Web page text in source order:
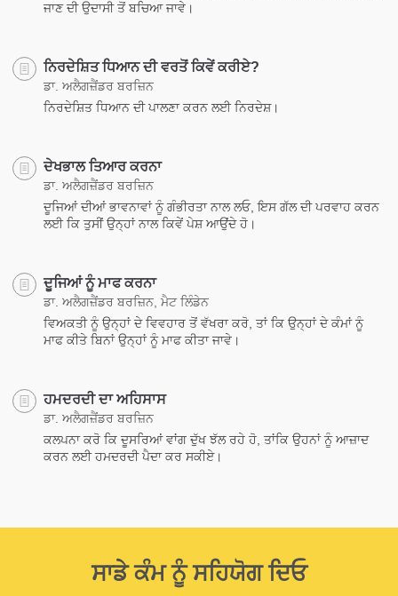
ਜਾਣ ਦੀ ਉਦਾਸੀ ਤੋਂ ਬਚਿਆ ਜਾਵੇ।
ਨਿਰਦੇਸ਼ਿਤ ਧਿਆਨ ਦੀ ਵਰਤੋਂ ਕਿਵੇਂ ਕਰੀਏ?
ਡਾ. ਅਲੈਗਜ਼ੈਂਡਰ ਬਰਜ਼ਿਨ
ਨਿਰਦੇਸ਼ਿਤ ਧਿਆਨ ਦੀ ਪਾਲਣਾ ਕਰਨ ਲਈ ਨਿਰਦੇਸ਼।
ਦੇਖਭਾਲ ਤਿਆਰ ਕਰਨਾ
ਡਾ. ਅਲੈਗਜ਼ੈਂਡਰ ਬਰਜ਼ਿਨ
ਦੂਜਿਆਂ ਦੀਆਂ ਭਾਵਨਾਵਾਂ ਨੂੰ ਗੰਭੀਰਤਾ ਨਾਲ ਲਓ, ਇਸ ਗੱਲ ਦੀ ਪਰਵਾਹ ਕਰਨ
ਲਈ ਕਿ ਤੁਸੀਂ ਉਨ੍ਹਾਂ ਨਾਲ ਕਿਵੇਂ ਪੇਸ਼ ਆਉਂਦੇ ਹੋ।
ਦੂਜਿਆਂ ਨੂੰ ਮਾਫ ਕਰਨਾ
ਡਾ. ਅਲੈਗਜ਼ੈਂਡਰ ਬਰਜ਼ਿਨ, ਮੈਟ ਲਿੰਡੇਨ
ਵਿਅਕਤੀ ਨੂੰ ਉਨ੍ਹਾਂ ਦੇ ਵਿਵਹਾਰ ਤੋਂ ਵੱਖਰਾ ਕਰੋ, ਤਾਂ ਕਿ ਉਨ੍ਹਾਂ ਦੇ ਕੰਮਾਂ ਨੂੰ
ਮਾਫ ਕੀਤੇ ਬਿਨਾਂ ਉਨ੍ਹਾਂ ਨੂੰ ਮਾਫ ਕੀਤਾ ਜਾਵੇ।
ਹਮਦਰਦੀ ਦਾ ਅਹਿਸਾਸ
ਡਾ. ਅਲੈਗਜ਼ੈਂਡਰ ਬਰਜ਼ਿਨ
ਕਲਪਨਾ ਕਰੋ ਕਿ ਦੂਸਰਿਆਂ ਵਾਂਗ ਦੁੱਖ ਝੱਲ ਰਹੇ ਹੋ, ਤਾਂਕਿ ਉਹਨਾਂ ਨੂੰ ਆਜ਼ਾਦ
ਕਰਨ ਲਈ ਹਮਦਰਦੀ ਪੈਦਾ ਕਰ ਸਕੀਏ।
ਸਾਡੇ ਕੰਮ ਨੂੰ ਸਹਿਯੋਗ ਦਿਓ